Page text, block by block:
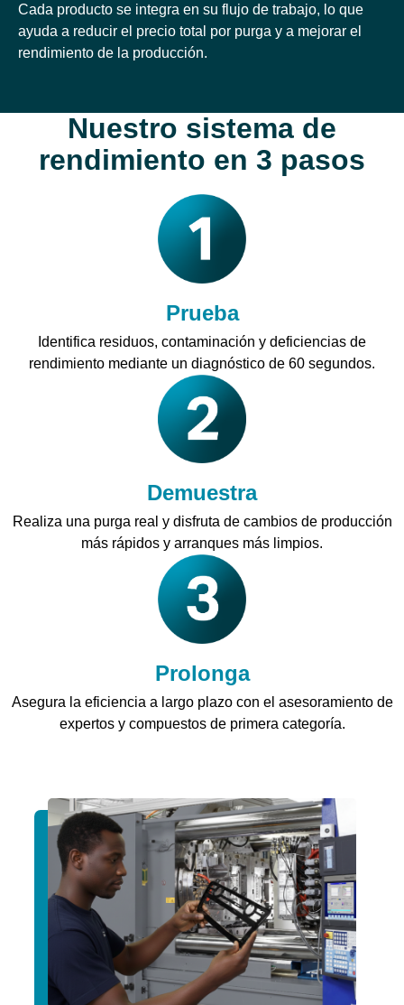
Cada producto se integra en su flujo de trabajo, lo que
ayuda a reducir el precio total por purga y a mejorar el
rendimiento de la producción.
Nuestro sistema de
rendimiento en 3 pasos
Prueba
Identifica residuos, contaminación y deficiencias de
rendimiento mediante un diagnóstico de 60 segundos.
Demuestra
Realiza una purga real y disfruta de cambios de producción
más rápidos y arranques más limpios.
Prolonga
Asegura la eficiencia a largo plazo con el asesoramiento de
expertos y compuestos de primera categoría.